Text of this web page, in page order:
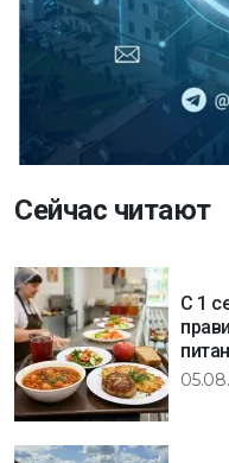
Сейчас читают
С 1